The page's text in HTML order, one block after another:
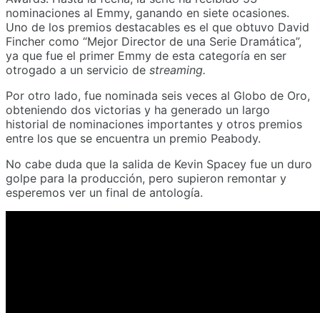
nominaciones al Emmy, ganando en siete ocasiones.
Uno de los premios destacables es el que obtuvo David
Fincher como “Mejor Director de una Serie Dramática”,
ya que fue el primer Emmy de esta categoría en ser
otrogado a un servicio de streaming.
Por otro lado, fue nominada seis veces al Globo de Oro,
obteniendo dos victorias y ha generado un largo
historial de nominaciones importantes y otros premios
entre los que se encuentra un premio Peabody.
No cabe duda que la salida de Kevin Spacey fue un duro
golpe para la producción, pero supieron remontar y
esperemos ver un final de antología.